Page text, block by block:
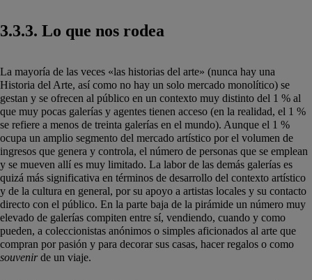
3.3.3. Lo que nos rodea
La mayoría de las veces «las historias del arte» (nunca hay una
Historia del Arte, así como no hay un solo mercado monolítico) se
gestan y se ofrecen al público en un contexto muy distinto del 1 % al
que muy pocas galerías y agentes tienen acceso (en la realidad, el 1 %
se refiere a menos de treinta galerías en el mundo). Aunque el 1 %
ocupa un amplio segmento del mercado artístico por el volumen de
ingresos que genera y controla, el número de personas que se emplean
y se mueven allí es muy limitado. La labor de las demás galerías es
quizá más significativa en términos de desarrollo del contexto artístico
y de la cultura en general, por su apoyo a artistas locales y su contacto
directo con el público. En la parte baja de la pirámide un número muy
elevado de galerías compiten entre sí, vendiendo, cuando y como
pueden, a coleccionistas anónimos o simples aficionados al arte que
compran por pasión y para decorar sus casas, hacer regalos o como
souvenirde un viaje.